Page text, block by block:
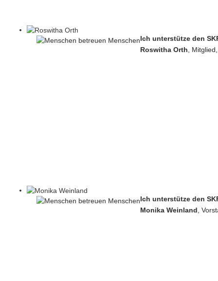
Ich unterstütze den
Roswitha Orth ,
Ich unterstütze den
Monika Weinland